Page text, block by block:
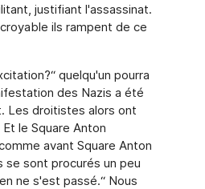
justifiant l'assassinat.
ils rampent de ce
quelqu'un pourra
des Nazis a été
Les droitistes alors ont
le Square Anton
avant Square Anton
se sont procurés un peu
ne s'est passé.“ Nous